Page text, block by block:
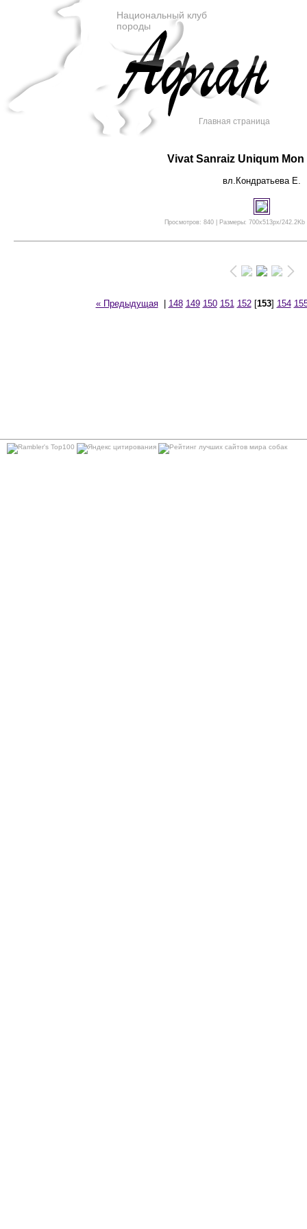
Национальный клуб
породы
Главная страница
Vivat Sanraiz Uniqum
вл.Кондратьева Е.
Просмотров: 840 | Размеры: 700x513px/242.2Kb
« Предыдущая| 148 149 150 151 152[153] 154